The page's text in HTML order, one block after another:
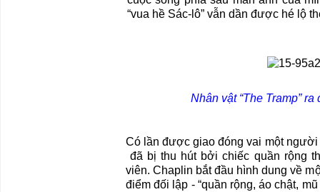
“vua hề Sác-lô” vẫn dần được hé lộ
Nhân vật “The Tramp”
Có lần được giao đóng vai một
đã bị thu hút bởi chiếc quần rộng
viên. Chaplin bắt đầu hình dung về
điểm đối lập - “quần rộng, áo chật,